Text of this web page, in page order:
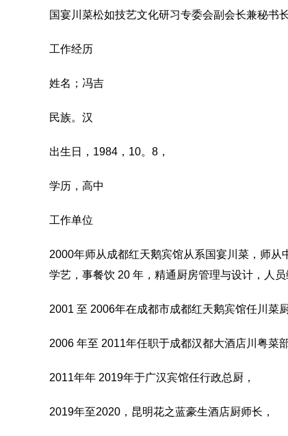
国宴川菜松如技艺文化研习专委会副会长兼秘书
工作经历
姓名；冯吉
民族。汉
出生日，1984，10。8，
学历，高中
工作单位
2000年师从成都红天鹅宾馆从系国宴川菜，师
学艺，事餐饮 20 年，精通厨房管理与设计，人
2001 至 2006年在成都市成都红天鹅宾馆任川菜厨
2006 年至 2011年任职于成都汉都大酒店川粤菜
2011年年 2019年于广汉宾馆任行政总厨，
2019年至2020，昆明花之蓝豪生酒店厨师长，